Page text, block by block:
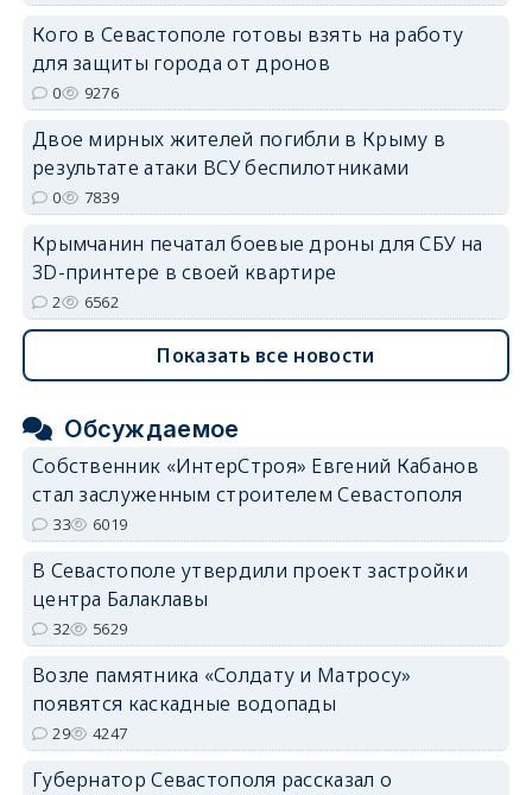
Кого в Севастополе готовы взять на работу
для защиты города от дронов
0 9276
Двое мирных жителей погибли в Крыму в
результате атаки ВСУ беспилотниками
0 7839
Крымчанин печатал боевые дроны для СБУ на
3D-принтере в своей квартире
2 6562
Показать все новости
Обсуждаемое
Собственник «ИнтерСтроя» Евгений Кабанов
стал заслуженным строителем Севастополя
33 6019
В Севастополе утвердили проект застройки
центра Балаклавы
32 5629
Возле памятника «Солдату и Матросу»
появятся каскадные водопады
29 4247
Губернатор Севастополя рассказал о